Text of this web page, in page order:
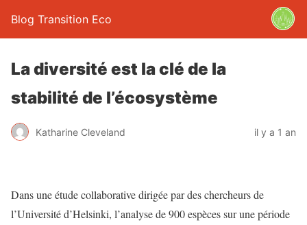
Blog Transition Eco
La diversité est la clé de la
stabilité de l’écosystème
Katharine Cleveland il y a 1 an
Dans une étude collaborative dirigée par des chercheurs de
l’Université d’Helsinki, l’analyse de 900 espèces sur une période